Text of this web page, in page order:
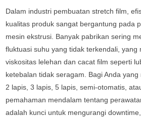
Dalam industri pembuatan stretch film,
kualitas produk sangat bergantung pada
mesin ekstrusi. Banyak pabrikan sering
fluktuasi suhu yang tidak terkendali, yang
viskositas lelehan dan cacat film seperti
ketebalan tidak seragam. Bagi Anda
2 lapis, 3 lapis, 5 lapis, semi-otomatis,
pemahaman mendalam tentang
adalah kunci untuk mengurangi